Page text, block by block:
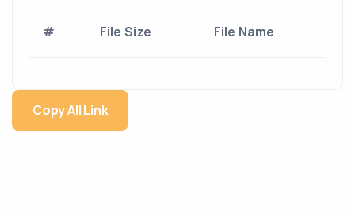
# File Size File Name
Copy All Link